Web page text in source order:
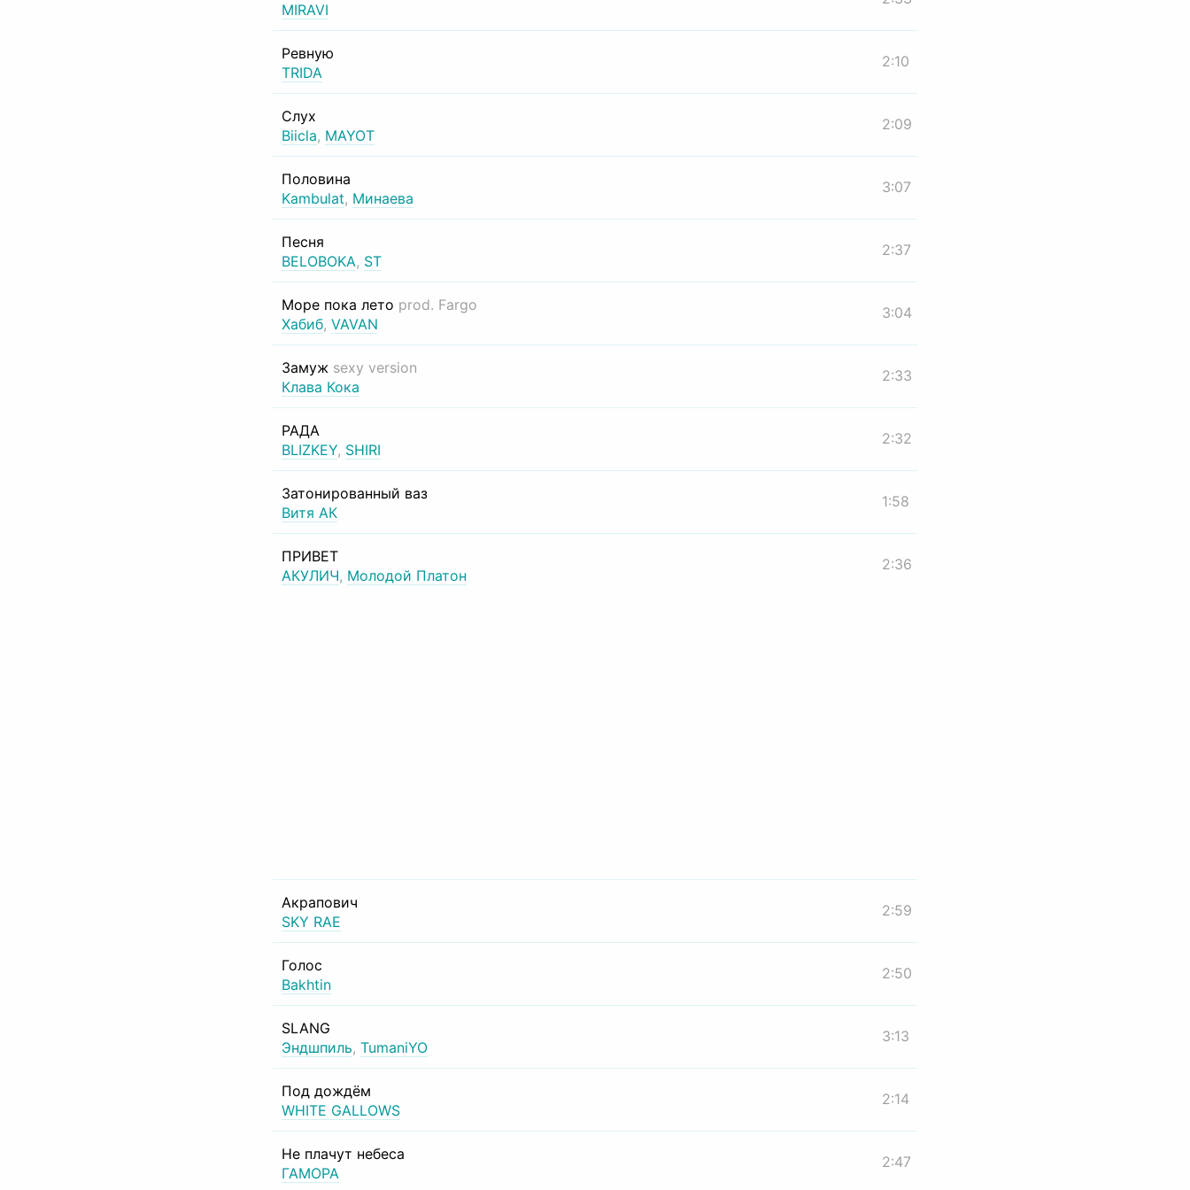
MIRAVI
Ревную
TRIDA
2:10
Слух
Biicla, MAYOT
2:09
Половина
Kambulat, Минаева
3:07
Песня
BELOBOKA, ST
2:37
Море пока лето prod. Fargo
Хабиб, VAVAN
3:04
Замуж sexy version
Клава Кока
2:33
РАДА
BLIZKEY, SHIRI
2:32
Затонированный ваз
Витя АК
1:58
ПРИВЕТ
АКУЛИЧ, Молодой Платон
2:36
Акрапович
SKY RAE
2:59
Голос
Bakhtin
2:50
SLANG
Эндшпиль, TumaniYO
3:13
Под дождём
WHITE GALLOWS
2:14
Не плачут небеса
ГАМОРА
2:47